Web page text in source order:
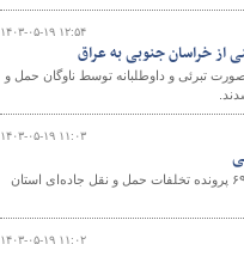
۱۴۰۳-۰۵-۱۹ ۱۲:۵۴
از خراسان جنوبی به عراق
تبرئی و داوطلبانه توسط ناوگان حمل و
۱۴۰۳-۰۵-۱۹ ۱۱:۰۳
معاون حمل و نقل اداره کل راهداری و حمل و نقل جاده‌ای خراسان جنوبی از رسیدگی به ۶۹ پرونده تخلفات حمل و نقل جاده‌ای استان
۱۴۰۳-۰۵-۱۹ ۱۱:۰۲